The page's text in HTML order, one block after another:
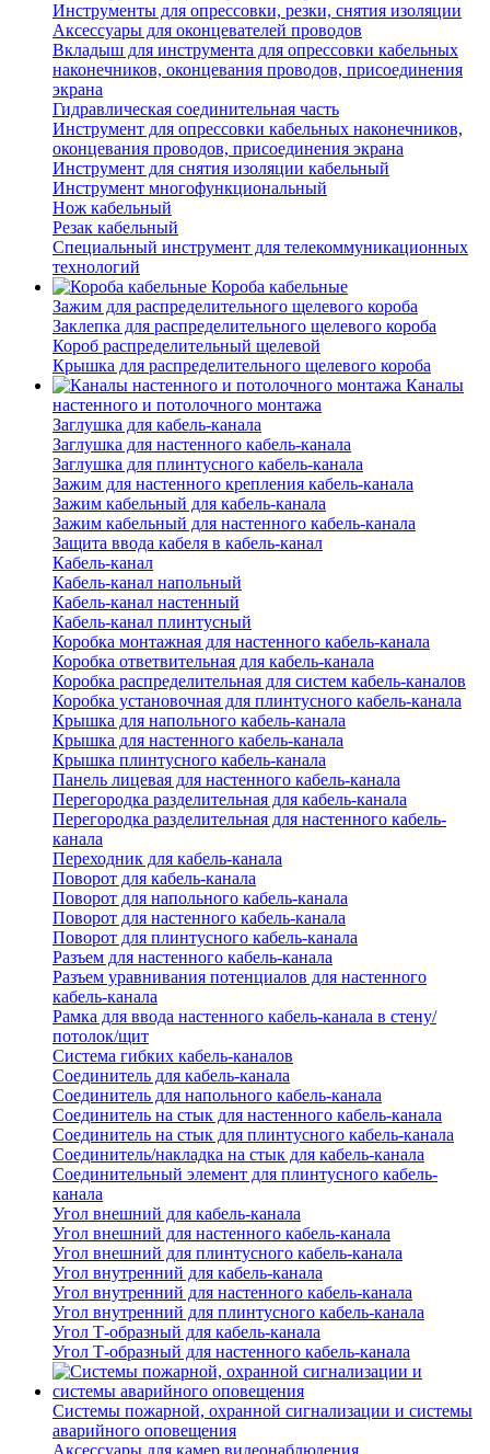
Инструменты для опрессовки, резки, снятия изоляции
Аксессуары для оконцевателей проводов
Вкладыш для инструмента для опрессовки кабельных
наконечников, оконцевания проводов, присоединения
экрана
Гидравлическая соединительная часть
Инструмент для опрессовки кабельных наконечников,
оконцевания проводов, присоединения экрана
Инструмент для снятия изоляции кабельный
Инструмент многофункциональный
Нож кабельный
Резак кабельный
Специальный инструмент для телекоммуникационных
технологий
Короба кабельные
Зажим для распределительного щелевого короба
Заклепка для распределительного щелевого короба
Короб распределительный щелевой
Крышка для распределительного щелевого короба
Каналы
настенного и потолочного монтажа
Заглушка для кабель-канала
Заглушка для настенного кабель-канала
Заглушка для плинтусного кабель-канала
Зажим для настенного крепления кабель-канала
Зажим кабельный для кабель-канала
Зажим кабельный для настенного кабель-канала
Защита ввода кабеля в кабель-канал
Кабель-канал
Кабель-канал напольный
Кабель-канал настенный
Кабель-канал плинтусный
Коробка монтажная для настенного кабель-канала
Коробка ответвительная для кабель-канала
Коробка распределительная для систем кабель-каналов
Коробка установочная для плинтусного кабель-канала
Крышка для напольного кабель-канала
Крышка для настенного кабель-канала
Крышка плинтусного кабель-канала
Панель лицевая для настенного кабель-канала
Перегородка разделительная для кабель-канала
Перегородка разделительная для настенного кабель-
канала
Переходник для кабель-канала
Поворот для кабель-канала
Поворот для напольного кабель-канала
Поворот для настенного кабель-канала
Поворот для плинтусного кабель-канала
Разъем для настенного кабель-канала
Разъем уравнивания потенциалов для настенного
кабель-канала
Рамка для ввода настенного кабель-канала в стену/
потолок/щит
Система гибких кабель-каналов
Соединитель для кабель-канала
Соединитель для напольного кабель-канала
Соединитель на стык для настенного кабель-канала
Соединитель на стык для плинтусного кабель-канала
Соединитель/накладка на стык для кабель-канала
Соединительный элемент для плинтусного кабель-
канала
Угол внешний для кабель-канала
Угол внешний для настенного кабель-канала
Угол внешний для плинтусного кабель-канала
Угол внутренний для кабель-канала
Угол внутренний для настенного кабель-канала
Угол внутренний для плинтусного кабель-канала
Угол Т-образный для кабель-канала
Угол Т-образный для настенного кабель-канала
Системы пожарной, охранной сигнализации и системы
аварийного оповещения
Аксессуары для камер видеонаблюдения